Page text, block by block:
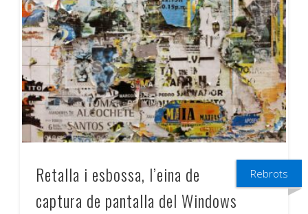
Rebrots
Retalla i esbossa, l’eina de
captura de pantalla del Windows